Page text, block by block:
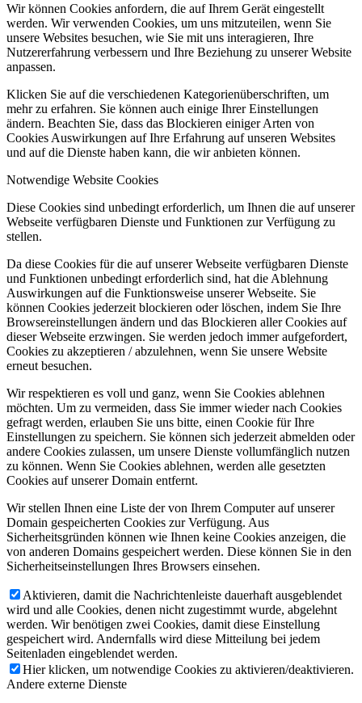
Wir können Cookies anfordern, die auf Ihrem Gerät eingestellt
werden. Wir verwenden Cookies, um uns mitzuteilen, wenn Sie
unsere Websites besuchen, wie Sie mit uns interagieren, Ihre
Nutzererfahrung verbessern und Ihre Beziehung zu unserer Website
anpassen.
Klicken Sie auf die verschiedenen Kategorienüberschriften, um
mehr zu erfahren. Sie können auch einige Ihrer Einstellungen
ändern. Beachten Sie, dass das Blockieren einiger Arten von
Cookies Auswirkungen auf Ihre Erfahrung auf unseren Websites
und auf die Dienste haben kann, die wir anbieten können.
Notwendige Website Cookies
Diese Cookies sind unbedingt erforderlich, um Ihnen die auf unserer
Webseite verfügbaren Dienste und Funktionen zur Verfügung zu
stellen.
Da diese Cookies für die auf unserer Webseite verfügbaren Dienste
und Funktionen unbedingt erforderlich sind, hat die Ablehnung
Auswirkungen auf die Funktionsweise unserer Webseite. Sie
können Cookies jederzeit blockieren oder löschen, indem Sie Ihre
Browsereinstellungen ändern und das Blockieren aller Cookies auf
dieser Webseite erzwingen. Sie werden jedoch immer aufgefordert,
Cookies zu akzeptieren / abzulehnen, wenn Sie unsere Website
erneut besuchen.
Wir respektieren es voll und ganz, wenn Sie Cookies ablehnen
möchten. Um zu vermeiden, dass Sie immer wieder nach Cookies
gefragt werden, erlauben Sie uns bitte, einen Cookie für Ihre
Einstellungen zu speichern. Sie können sich jederzeit abmelden oder
andere Cookies zulassen, um unsere Dienste vollumfänglich nutzen
zu können. Wenn Sie Cookies ablehnen, werden alle gesetzten
Cookies auf unserer Domain entfernt.
Wir stellen Ihnen eine Liste der von Ihrem Computer auf unserer
Domain gespeicherten Cookies zur Verfügung. Aus
Sicherheitsgründen können wie Ihnen keine Cookies anzeigen, die
von anderen Domains gespeichert werden. Diese können Sie in den
Sicherheitseinstellungen Ihres Browsers einsehen.
Aktivieren, damit die Nachrichtenleiste dauerhaft ausgeblendet
wird und alle Cookies, denen nicht zugestimmt wurde, abgelehnt
werden. Wir benötigen zwei Cookies, damit diese Einstellung
gespeichert wird. Andernfalls wird diese Mitteilung bei jedem
Seitenladen eingeblendet werden.
Hier klicken, um notwendige Cookies zu aktivieren/deaktivieren.
Andere externe Dienste